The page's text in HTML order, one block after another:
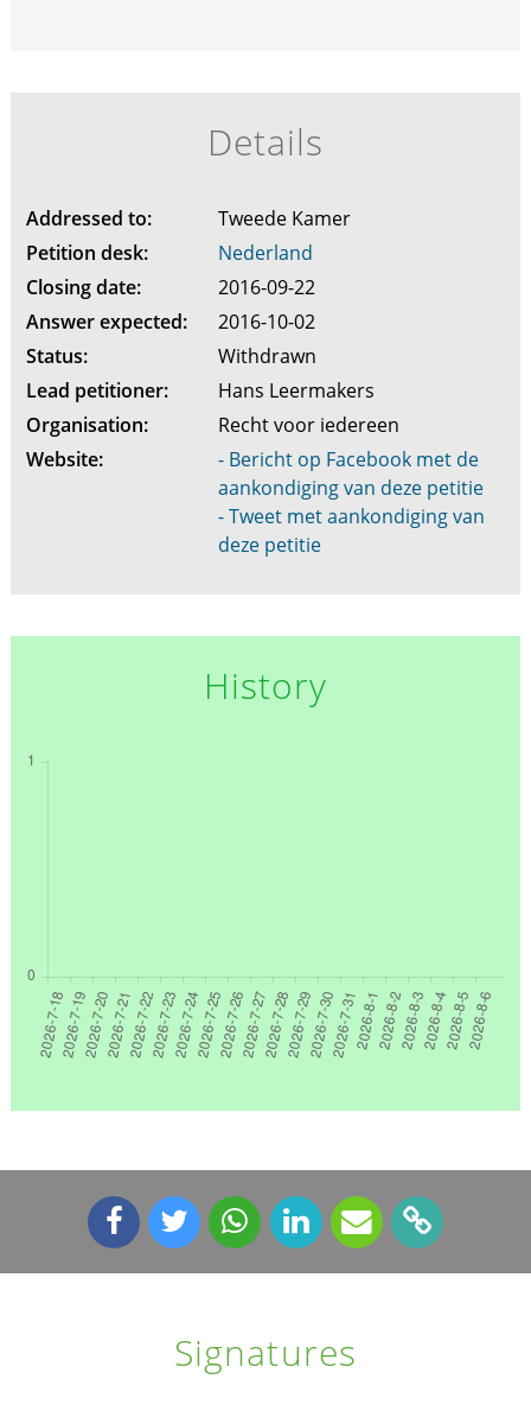
Details
Addressed to:
Tweede Kamer
Petition desk:
Nederland
Closing date:
2016-09-22
Answer expected:
2016-10-02
Status:
Withdrawn
Lead petitioner:
Hans Leermakers
Organisation:
Recht voor iedereen
Website:
- Bericht op Facebook met de
aankondiging van deze petitie
- Tweet met aankondiging van
deze petitie
History
Signatures